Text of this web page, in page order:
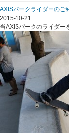
AXISパークライダーのご
2015-10-21
当AXISパークのライダー